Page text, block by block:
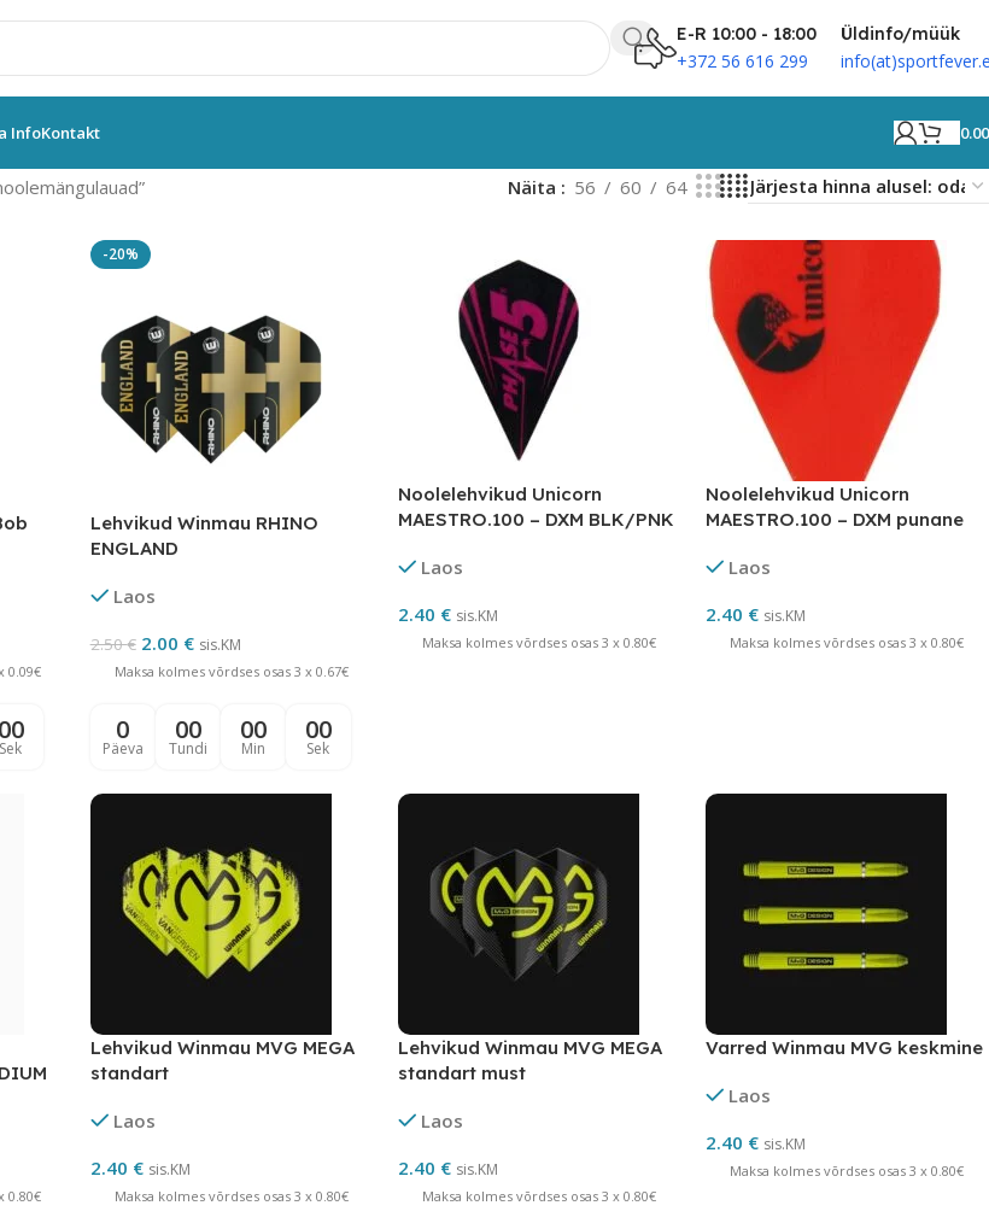
E-R 10:00 - 18:00
+372 56 616 299
Üldinfo/müük
InfoKontakt
Näita 56 60 64
0.09€
00
Sek
-20%
Lehvikud Winmau RHINO
ENGLAND
Laos
2.50€ 2.00 € sis.KM
Maksa kolmes võrdses osas 3 x 0.67€
0
Päeva
00
Tundi
00
Min
00
Sek
Noolelehvikud Unicorn
MAESTRO.100 – DXM BLK/PNK
Laos
2.40 € sis.KM
Maksa kolmes võrdses osas 3 x 0.80€
Noolelehvikud Unicorn
MAESTRO.100 – DXM punane
Laos
2.40 € sis.KM
Maksa kolmes võrdses osas 3 x 0.80€
0.80€
Lehvikud Winmau MVG MEGA
standart
Laos
2.40 € sis.KM
Maksa kolmes võrdses osas 3 x 0.80€
Lehvikud Winmau MVG MEGA
standart must
Laos
2.40 € sis.KM
Maksa kolmes võrdses osas 3 x 0.80€
Varred Winmau MVG keskmine
Laos
2.40 € sis.KM
Maksa kolmes võrdses osas 3 x 0.80€